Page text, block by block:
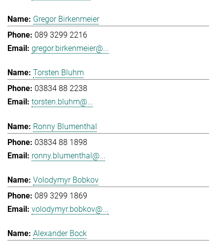
Gregor Birkenmeier
089 3299 2216
gregor.birkenmeier@...
Torsten Bluhm
03834 88 2238
torsten.bluhm@...
Ronny Blumenthal
03834 88 1898
ronny.blumenthal@...
Volodymyr Bobkov
089 3299 1869
volodymyr.bobkov@...
Alexander Bock